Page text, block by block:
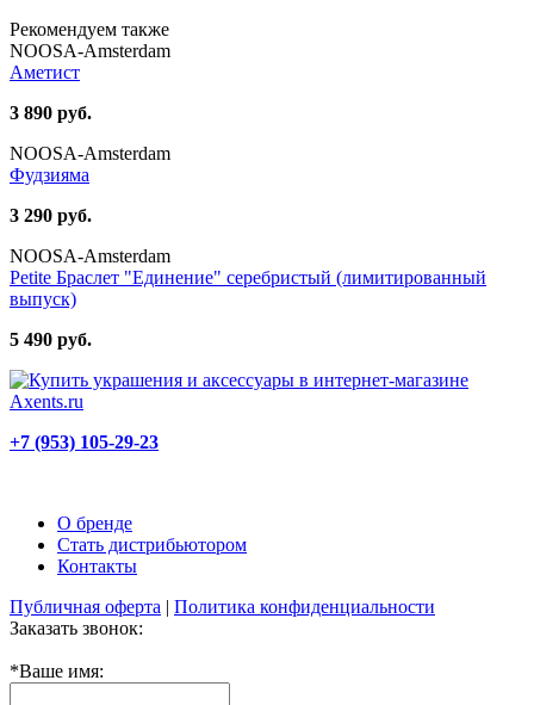
Рекомендуем также
NOOSA-Amsterdam
Аметист
3 890 руб.
NOOSA-Amsterdam
Фудзияма
3 290 руб.
NOOSA-Amsterdam
Petite Браслет "Единение" серебристый (лимитированный
выпуск)
5 490 руб.
+7 (953) 105-29-23
О бренде
Стать дистрибьютором
Контакты
Публичная оферта | Политика конфиденциальности
Заказать звонок:
*Ваше имя: